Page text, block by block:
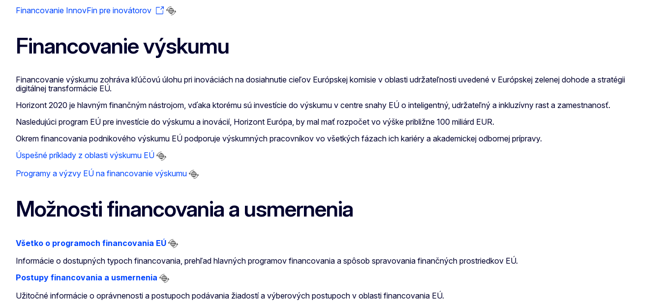
Financovanie InnovFin pre inovátorov
Financovanie výskumu
Financovanie výskumu zohráva kľúčovú úlohu pri inováciách na dosiahnutie cieľov Európskej komisie v oblasti udržateľnosti uvedené v Európskej zelenej dohode a stratégii
digitálnej transformácie EÚ.
Horizont 2020 je hlavným finančným nástrojom, vďaka ktorému sú investície do výskumu v centre snahy EÚ o inteligentný, udržateľný a inkluzívny rast a zamestnanosť.
Nasledujúci program EÚ pre investície do výskumu a inovácií, Horizont Európa, by mal mať rozpočet vo výške približne 100 miliárd EUR.
Okrem financovania podnikového výskumu EÚ podporuje výskumných pracovníkov vo všetkých fázach ich kariéry a akademickej odbornej prípravy.
Úspešné príklady z oblasti výskumu EÚ
Programy a výzvy EÚ na financovanie výskumu
Možnosti financovania a usmernenia
Všetko o programoch financovania EÚ
Informácie o dostupných typoch financovania, prehľad hlavných programov financovania a spôsob spravovania finančných prostriedkov EÚ.
Postupy financovania a usmernenia
Užitočné informácie o oprávnenosti a postupoch podávania žiadostí a výberových postupoch v oblasti financovania EÚ.